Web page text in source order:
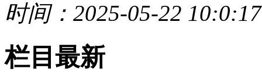
时间：2025-05-22 10:0:17
栏目最新